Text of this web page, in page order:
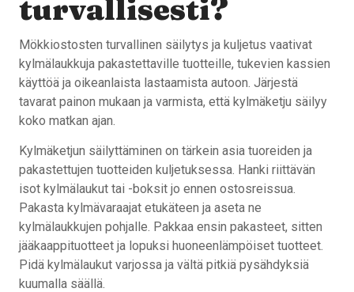
turvallisesti?
Mökkiostosten turvallinen säilytys ja kuljetus vaativat
kylmälaukkuja pakastettaville tuotteille, tukevien kassien
käyttöä ja oikeanlaista lastaamista autoon. Järjestä
tavarat painon mukaan ja varmista, että kylmäketju säilyy
koko matkan ajan.
Kylmäketjun säilyttäminen on tärkein asia tuoreiden ja
pakastettujen tuotteiden kuljetuksessa. Hanki riittävän
isot kylmälaukut tai -boksit jo ennen ostosreissua.
Pakasta kylmävaraajat etukäteen ja aseta ne
kylmälaukkujen pohjalle. Pakkaa ensin pakasteet, sitten
jääkaappituotteet ja lopuksi huoneenlämpöiset tuotteet.
Pidä kylmälaukut varjossa ja vältä pitkiä pysähdyksiä
kuumalla säällä.